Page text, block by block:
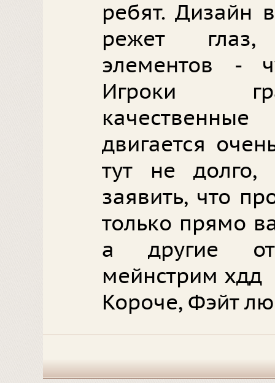
ребят. Дизайн
режет
элементов -
Игроки
двигается
тут не
заявить, что
только прямо
а другие
мейнстрим хдд
Короче, Фэйт